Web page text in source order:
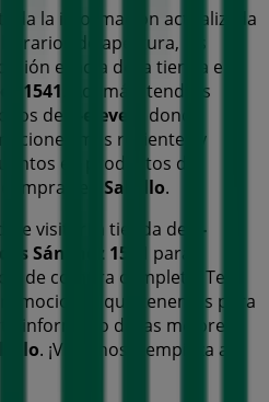
la información actualizada
de apertura, las
exacta de la tienda en
1541 . Además, tendrás
de
7-eleven
, donde
más recientes y
en productos de
en Saltillo.
visitar la tienda de
7-
Sánchez 1541
para
de compra completa. Te
que tenemos para
informado de las mejores
. ¡Visítanos y empieza a